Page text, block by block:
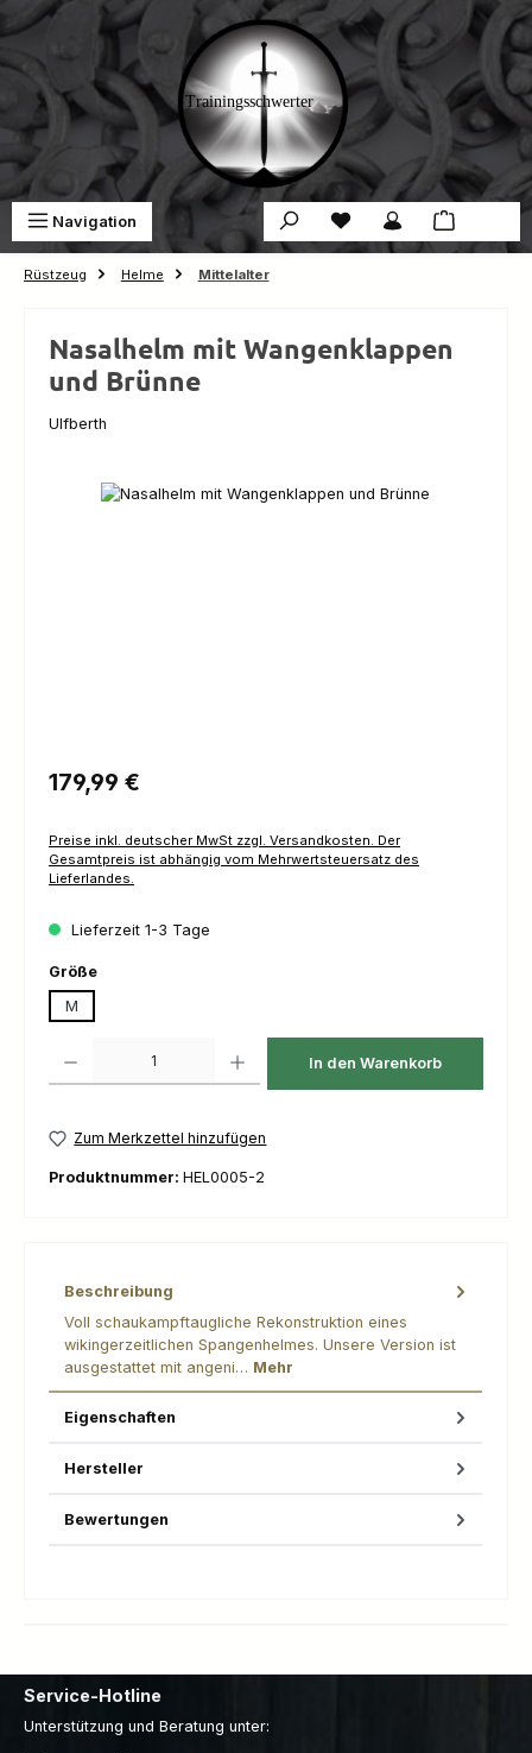
Zum Hauptinhalt springen
Navigation Du hast 0 Produkte auf
Rüstzeug Helme Mittelalter
Nasalhelm mit Wangenklappen
und Brünne
Ulfberth
Bildergalerie überspringen
Regulärer Preis:
179,99 €
Preise inkl. deutscher MwSt zzgl. Versandkosten. Der
Gesamtpreis ist abhängig vom Mehrwertsteuersatz des
Lieferlandes.
Lieferzeit 1-3 Tage
Größeauswählen
M
In den Warenkorb
Zum Merkzettel hinzufügen
Produktnummer: HEL0005-2
Beschreibung
Voll schaukampftaugliche Rekonstruktion eines
wikingerzeitlichen Spangenhelmes. Unsere Version ist
ausgestattet mit angeni… Mehr
Eigenschaften
Hersteller
Bewertungen
Service-Hotline
Unterstützung und Beratung unter: